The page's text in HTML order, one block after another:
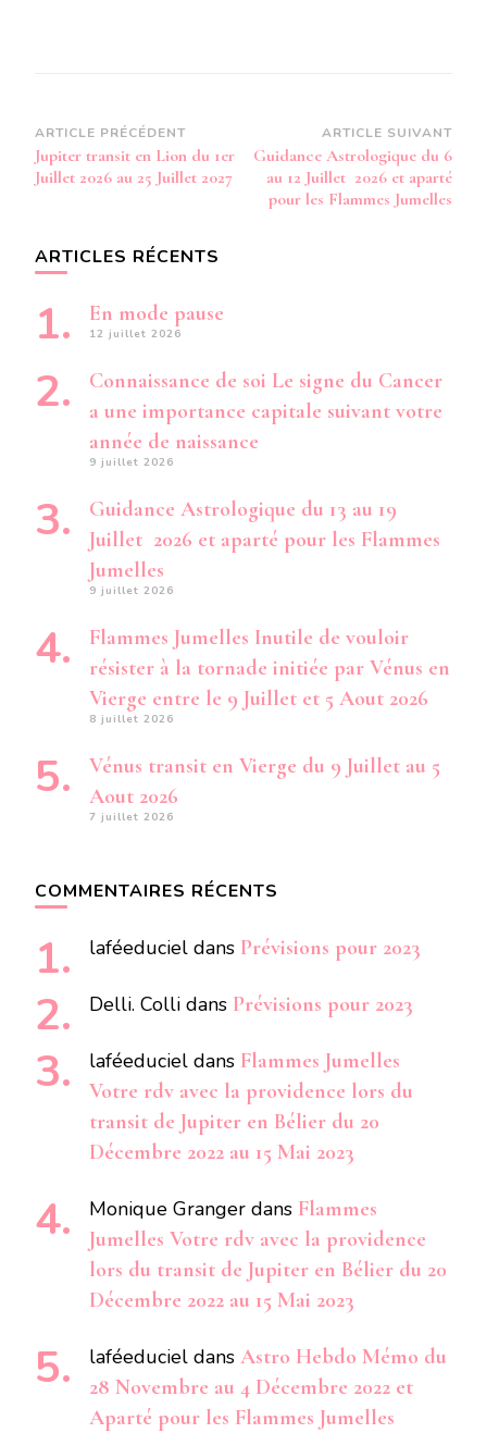
Navigation
d’article
ARTICLE PRÉCÉDENT
Jupiter transit en Lion du 1er
Juillet 2026 au 25 Juillet 2027
ARTICLE SUIVANT
Guidance Astrologique du 6
au 12 Juillet 2026 et aparté
pour les Flammes Jumelles
ARTICLES RÉCENTS
En mode pause
12 juillet 2026
Connaissance de soi Le signe du Cancer
a une importance capitale suivant votre
année de naissance
9 juillet 2026
Guidance Astrologique du 13 au 19
Juillet 2026 et aparté pour les Flammes
Jumelles
9 juillet 2026
Flammes Jumelles Inutile de vouloir
résister à la tornade initiée par Vénus en
Vierge entre le 9 Juillet et 5 Aout 2026
8 juillet 2026
Vénus transit en Vierge du 9 Juillet au 5
Aout 2026
7 juillet 2026
COMMENTAIRES RÉCENTS
laféeduciel dans Prévisions pour 2023
Delli. Colli dans Prévisions pour 2023
laféeduciel dans Flammes Jumelles
Votre rdv avec la providence lors du
transit de Jupiter en Bélier du 20
Décembre 2022 au 15 Mai 2023
Monique Granger dans Flammes
Jumelles Votre rdv avec la providence
lors du transit de Jupiter en Bélier du 20
Décembre 2022 au 15 Mai 2023
laféeduciel dans Astro Hebdo Mémo du
28 Novembre au 4 Décembre 2022 et
Aparté pour les Flammes Jumelles